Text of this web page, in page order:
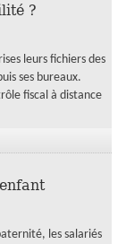
?
leurs fichiers des
ses bureaux.
fiscal à distance
les salariés